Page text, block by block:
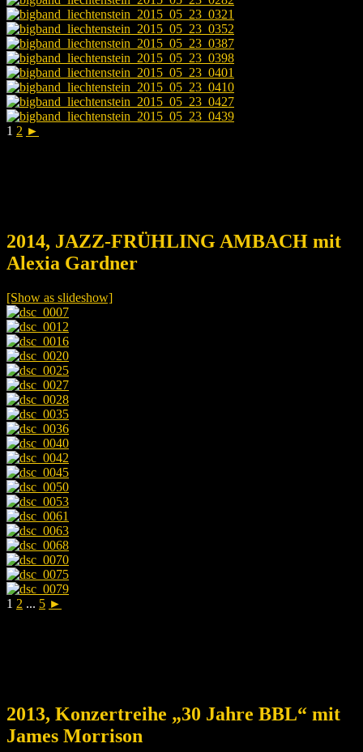
1 2 ►
2014, JAZZ-FRÜHLING AMBACH mit
Alexia Gardner
[Show as slideshow]
1 2 ... 5 ►
2013, Konzertreihe „30 Jahre BBL“ mit
James Morrison